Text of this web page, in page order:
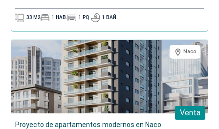
33 M2 1 HAB. 1 PQ. 1 BAÑ.
Naco
Venta
Proyecto de apartamentos modernos en Naco